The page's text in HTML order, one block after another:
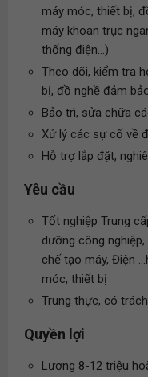
máy móc, thiết bị,
máy khoan trục
thống điện...)
Theo dõi, kiểm tra
bị, đồ nghề đảm
Bảo trì, sửa chữa
Xử lý các sự cố về
Hỗ trợ lắp đặt,
Yêu cầu
Tốt nghiệp Trung
dưỡng công
chế tạo máy, Điện
móc, thiết bị
Trung thực, có
Quyền lợi
Lương 8-12 triệu